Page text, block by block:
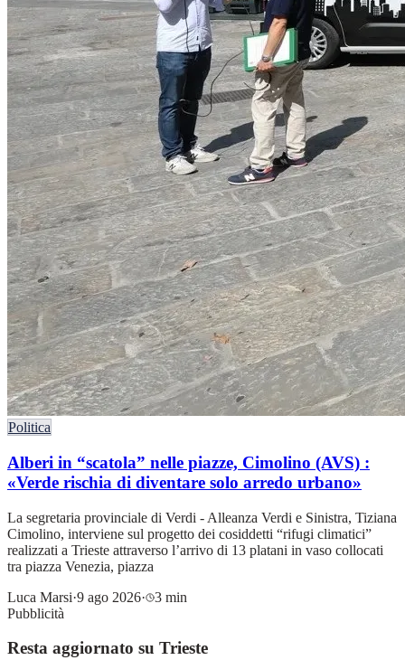
Politica
Alberi in “scatola” nelle piazze, Cimolino (AVS) :
«Verde rischia di diventare solo arredo urbano»
La segretaria provinciale di Verdi - Alleanza Verdi e Sinistra, Tiziana
Cimolino, interviene sul progetto dei cosiddetti “rifugi climatici”
realizzati a Trieste attraverso l’arrivo di 13 platani in vaso collocati
tra piazza Venezia, piazza
Luca Marsi·9 ago 2026·
3 min
Pubblicità
Resta aggiornato su Trieste